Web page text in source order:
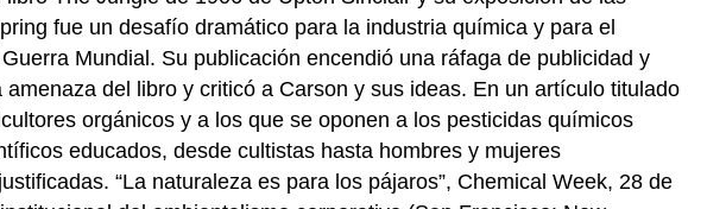
fue un desafío dramático para la industria química y para el
Mundial. Su publicación encendió una ráfaga de publicidad y
del libro y criticó a Carson y sus ideas. En un artículo titulado
orgánicos y a los que se oponen a los pesticidas químicos
educados, desde cultistas hasta hombres y mujeres
“La naturaleza es para los pájaros”, Chemical Week, 28 de